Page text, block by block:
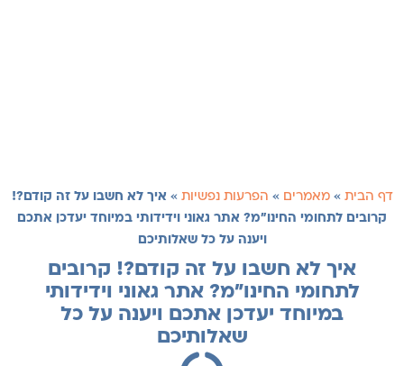
דף הבית »מאמרים » הפרעות נפשיות » איך לא חשבו על זה קודם?!
קרובים לתחומי החינו"מ? אתר גאוני וידידותי במיוחד יעדכן אתכם
ויענה על כל שאלותיכם
איך לא חשבו על זה קודם?! קרובים
לתחומי החינו"מ? אתר גאוני וידידותי
במיוחד יעדכן אתכם ויענה על כל
שאלותיכם